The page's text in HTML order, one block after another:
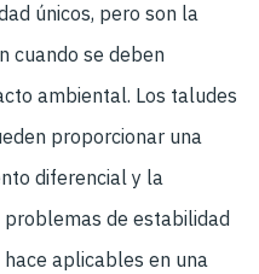
únicos, pero son la
cuando se deben
ambiental. Los taludes
proporcionar una
diferencial y la
de estabilidad
aplicables en una